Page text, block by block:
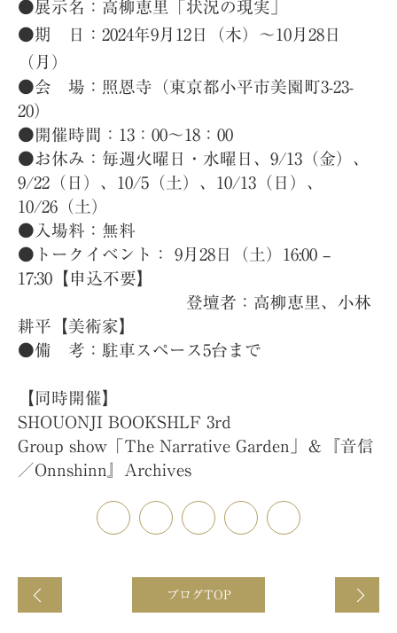
●展示名：高柳恵里「状況の現実」
●期 日：2024年9 月12 日（木）～10月28日
（月）
●会 場：照恩寺（東京都小平市美園町3-23-
20）
●開催時間：13：00～18：00
●お休み：毎週火曜日・水曜日、9/13（金）、
9/22（日）、10/5（土）、10/13（日）、
10/26（土）
●入場料：無料
●トークイベント： 9月28日（土）16:00 –
17:30【申込不要】
登壇者：高柳恵里、小林
耕平【美術家】
●備 考：駐車スペース5台まで
【同時開催】
SHOUONJI BOOKSHLF 3rd
Group show「The Narrative Garden」＆『音信
／Onnshinn』Archives
pinterestFacebookTwitterLINEで送る
メール
ブログTOP